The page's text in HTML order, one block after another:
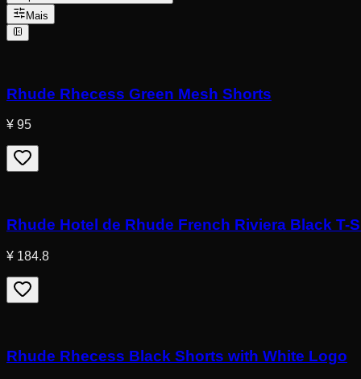
Mais
Rhude Rhecess Green Mesh Shorts
¥ 95
Rhude Hotel de Rhude French Riviera Black T-
¥ 184.8
Rhude Rhecess Black Shorts with White Logo